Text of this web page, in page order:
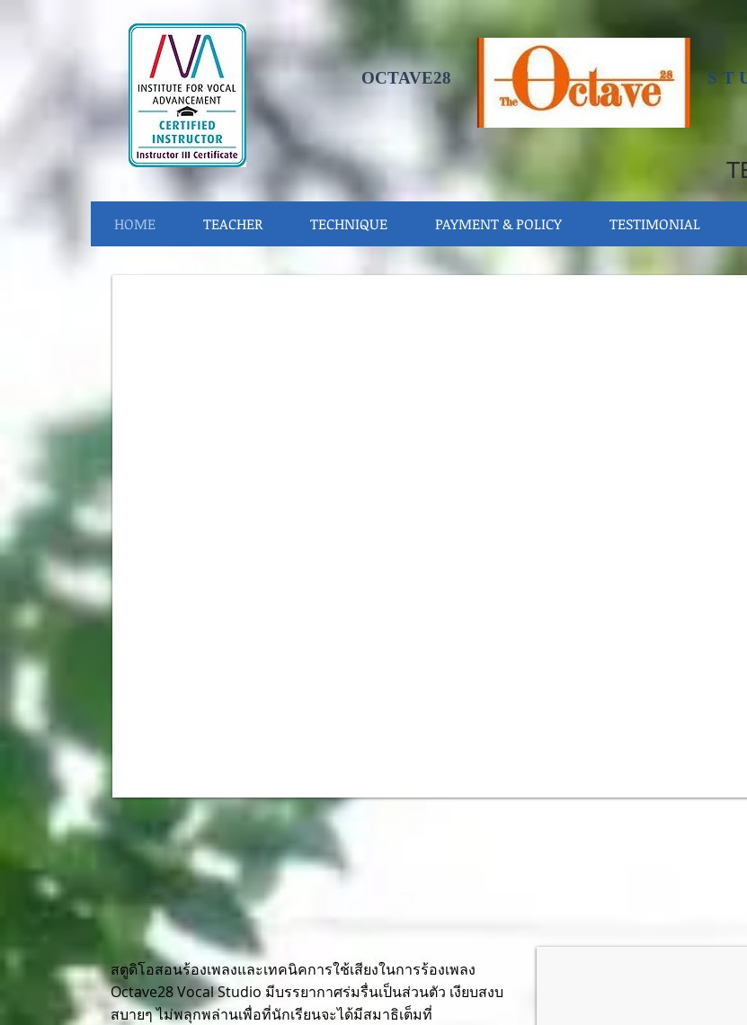
OCTAVE28
สตูดิโอสอนร้องเพลงและเทคนิคการใช้เสียงในการร้องเพลง
Octave28 Vocal Studio มีบรรยากาศร่มรื่นเป็นส่วนตัว เงียบสงบ
สบายๆ ไม่พลุกพล่านเพื่อที่นักเรียนจะได้มีสมาธิเต็มที่
HOME TEACHER TECHNIQUE PAYMENT & POLICY TESTIMONIAL